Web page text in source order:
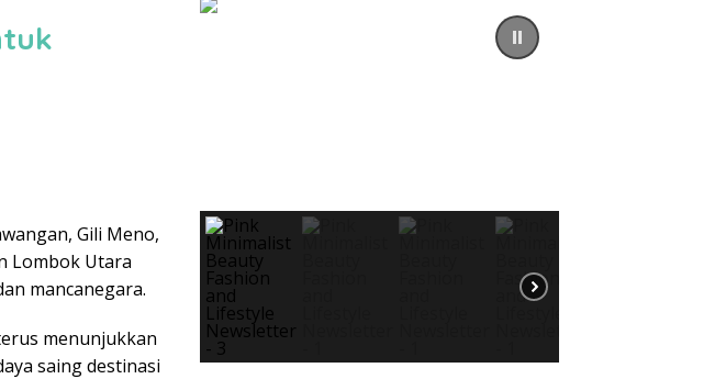
Gili Meno,
Lombok Utara
mancanegara.
menunjukkan
saing destinasi